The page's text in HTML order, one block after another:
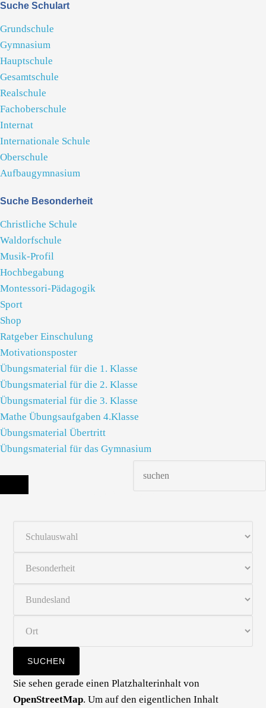
Suche Schulart
Grundschule
Gymnasium
Hauptschule
Gesamtschule
Realschule
Fachoberschule
Internat
Internationale Schule
Oberschule
Aufbaugymnasium
Suche Besonderheit
Christliche Schule
Waldorfschule
Musik-Profil
Hochbegabung
Montessori-Pädagogik
Sport
Shop
Ratgeber Einschulung
Motivationsposter
Übungsmaterial für die 1. Klasse
Übungsmaterial für die 2. Klasse
Übungsmaterial für die 3. Klasse
Mathe Übungsaufgaben 4.Klasse
Übungsmaterial Übertritt
Übungsmaterial für das Gymnasium
Die richtige Schule finden - dein Infoportal zur Schulsuche in Deutschland
Sie sehen gerade einen Platzhalterinhalt von
OpenStreetMap. Um auf den eigentlichen Inhalt